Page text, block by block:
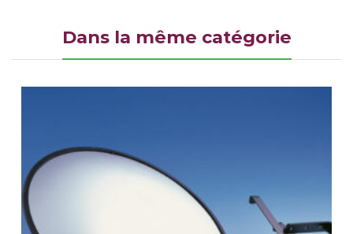
Dans la même catégorie